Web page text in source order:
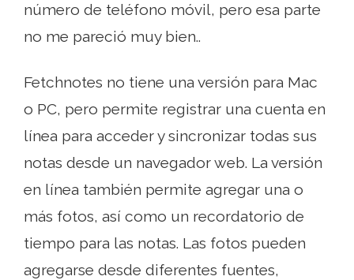
número de teléfono móvil, pero esa parte
no me pareció muy bien..
Fetchnotes no tiene una versión para Mac
o PC, pero permite registrar una cuenta en
línea para acceder y sincronizar todas sus
notas desde un navegador web. La versión
en línea también permite agregar una o
más fotos, así como un recordatorio de
tiempo para las notas. Las fotos pueden
agregarse desde diferentes fuentes,